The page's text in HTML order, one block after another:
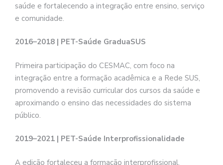
saúde e fortalecendo a integração entre ensino, serviço
e comunidade.
2016–2018 | PET-Saúde GraduaSUS
Primeira participação do CESMAC, com foco na
integração entre a formação acadêmica e a Rede SUS,
promovendo a revisão curricular dos cursos da saúde e
aproximando o ensino das necessidades do sistema
público.
2019–2021 | PET-Saúde Interprofissionalidade
A edição fortaleceu a formação interprofissional,